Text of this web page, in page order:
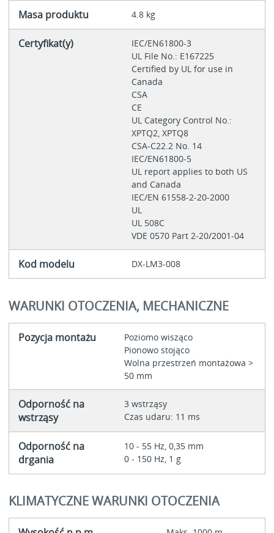
Masa produktu 4.8 kg
Certyfikat(y)
IEC/EN61800-3
UL File No.: E167225
Certified by UL for use in
Canada
CSA
CE
UL Category Control No.:
XPTQ2, XPTQ8
CSA-C22.2 No. 14
IEC/EN61800-5
UL report applies to both US
and Canada
IEC/EN 61558-2-20-2000
UL
UL 508C
VDE 0570 Part 2-20/2001-04
Kod modelu DX-LM3-008
WARUNKI OTOCZENIA, MECHANICZNE
Pozycja montażu
Poziomo wisząco
Pionowo stojąco
Wolna przestrzeń montażowa >
50 mm
Odporność na
wstrząsy
3 wstrząsy
Czas udaru: 11 ms
Odporność na
drgania
10 - 55 Hz, 0,35 mm
0 - 150 Hz, 1 g
KLIMATYCZNE WARUNKI OTOCZENIA